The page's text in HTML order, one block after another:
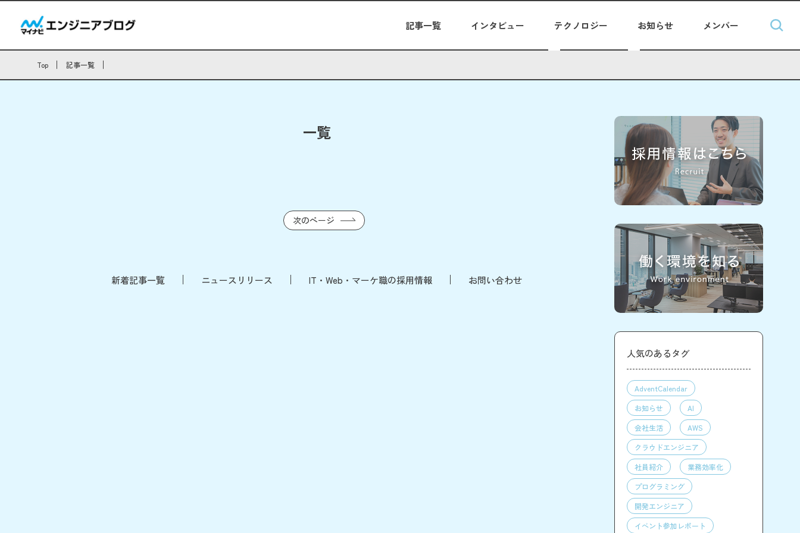
記事一覧 インタビュー テクノロジー お知らせ メンバー
Top 記事一覧
一覧
次のページ
新着記事一覧 ニュースリリース IT・Web・マーケ職の採用情報 お問い合わせ
人気のあるタグ
AdventCalendar
お知らせ
AI
会社生活
AWS
クラウドエンジニア
社員紹介
業務効率化
プログラミング
開発エンジニア
イベント参加レポート